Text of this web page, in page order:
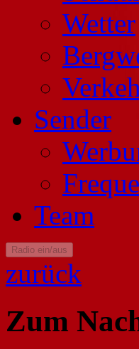
Wetter
Sender
Team
Radio ein/aus
zurück
Zum